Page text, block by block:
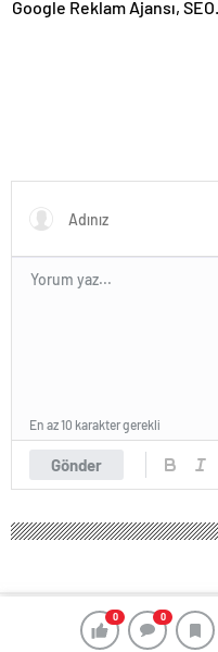
0 0
Google Reklam Ajansı, SEO
Gönder
En az 10 karakter gerekli